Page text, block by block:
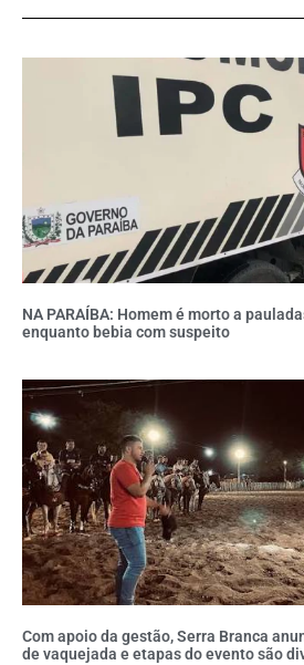
NA PARAÍBA: Homem é morto a
enquanto bebia com suspeito
Com apoio da gestão, Serra Branca
de vaquejada e etapas do evento são